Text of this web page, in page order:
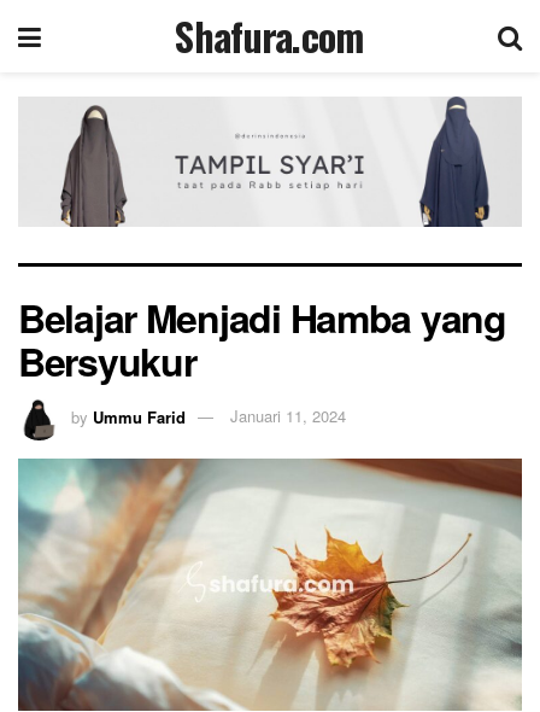
Shafura.com
Belajar Menjadi Hamba yang
Bersyukur
by Ummu Farid Januari 11, 2024